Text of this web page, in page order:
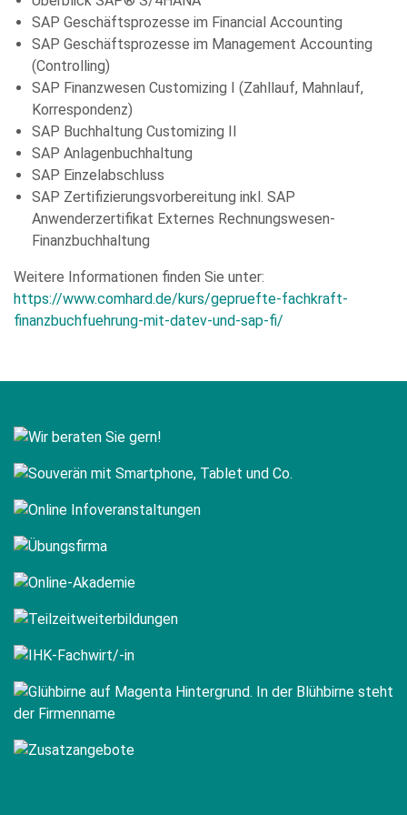
SAP Geschäftsprozesse im Financial Accounting
SAP Geschäftsprozesse im Management Accounting
(Controlling)
SAP Finanzwesen Customizing I (Zahllauf, Mahnlauf,
Korrespondenz)
SAP Buchhaltung Customizing II
SAP Anlagenbuchhaltung
SAP Einzelabschluss
SAP Zertifizierungsvorbereitung inkl. SAP
Anwenderzertifikat Externes Rechnungswesen-
Finanzbuchhaltung
Weitere Informationen finden Sie unter:
https://www.comhard.de/kurs/gepruefte-fachkraft-
finanzbuchfuehrung-mit-datev-und-sap-fi/